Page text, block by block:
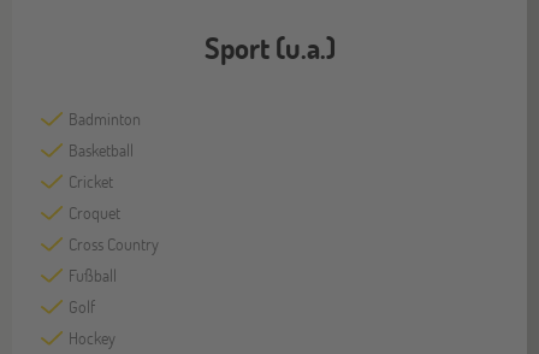
Sport (u.a.)
Badminton
Basketball
Cricket
Croquet
Cross Country
Fußball
Golf
Hockey